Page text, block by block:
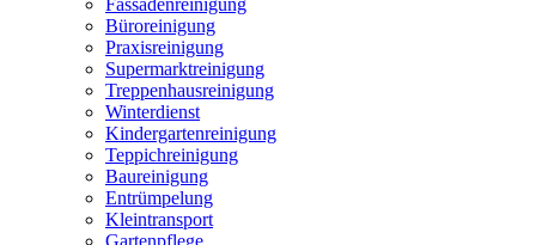
Fassadenreinigung
Büroreinigung
Praxisreinigung
Supermarktreinigung
Treppenhausreinigung
Winterdienst
Kindergartenreinigung
Teppichreinigung
Baureinigung
Entrümpelung
Kleintransport
Gartenpflege